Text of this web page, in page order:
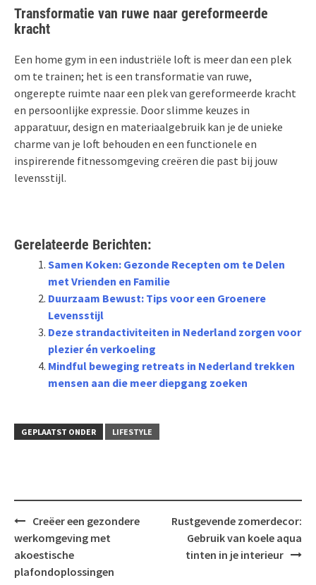
Transformatie van ruwe naar gereformeerde
kracht
Een home gym in een industriële loft is meer dan een plek
om te trainen; het is een transformatie van ruwe,
ongerepte ruimte naar een plek van gereformeerde kracht
en persoonlijke expressie. Door slimme keuzes in
apparatuur, design en materiaalgebruik kan je de unieke
charme van je loft behouden en een functionele en
inspirerende fitnessomgeving creëren die past bij jouw
levensstijl.
Gerelateerde Berichten:
Samen Koken: Gezonde Recepten om te Delen
met Vrienden en Familie
Duurzaam Bewust: Tips voor een Groenere
Levensstijl
Deze strandactiviteiten in Nederland zorgen voor
plezier én verkoeling
Mindful beweging retreats in Nederland trekken
mensen aan die meer diepgang zoeken
GEPLAATST ONDER LIFESTYLE
Bericht
navigatie
Creëer een gezondere
werkomgeving met
akoestische
plafondoplossingen
Rustgevende zomerdecor:
Gebruik van koele aqua
tinten in je interieur